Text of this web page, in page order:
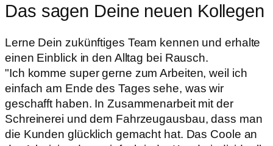
Das sagen Deine neuen Kollegen
Lerne Dein zukünftiges Team kennen und erhalte
einen Einblick in den Alltag bei Rausch.
"Ich komme super gerne zum Arbeiten, weil ich
einfach am Ende des Tages sehe, was wir
geschafft haben. In Zusammenarbeit mit der
Schreinerei und dem Fahrzeugausbau, dass man
die Kunden glücklich gemacht hat. Das Coole an